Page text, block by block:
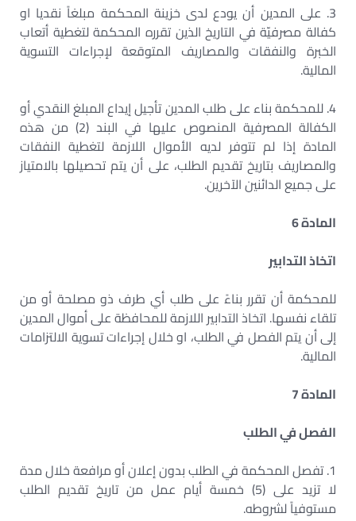
3. على المدين أن يودع لدى خزينة المحكمة مبلغاً نقديا او
كفالة مصرفيّة في التاريخ الذين تقرره المحكمة لتغطية أتعاب
الخبرة والنفقات والمصاريف المتوقعة لإجراءات التسوية
المالية.
4. للمحكمة بناء على طلب المدين تأجيل إيداع المبلغ النقدي أو
الكفالة المصرفية المنصوص عليها في البند (2) من هذه
المادة إذا لم تتوفر لديه الأموال اللازمة لتغطية النفقات
والمصاريف بتاريخ تقديم الطلب، على أن يتم تحصيلها بالامتياز
على جميع الدائنين الآخرين.
المادة 6
اتخاذ التدابير
للمحكمة أن تقرر بناءً على طلب أي طرف ذو مصلحة أو من
تلقاء نفسها. اتخاذ التدابير اللازمة للمحافظة على أموال المدين
إلى أن يتم الفصل في الطلب، او خلال إجراءات تسوية الالتزامات
المالية.
المادة 7
الفصل في الطلب
1. تفصل المحكمة في الطلب بدون إعلان أو مرافعة خلال مدة
لا تزيد على (5) خمسة أيام عمل من تاريخ تقديم الطلب
مستوفياً لشروطه.